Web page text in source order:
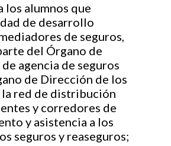
los alumnos que
de desarrollo
de seguros,
del Órgano de
agencia de seguros
de Dirección de los
la red de distribución
y corredores de
y asistencia a los
seguros y reaseguros;